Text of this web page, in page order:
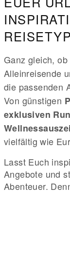
EISETYP
Ganz gleich,
Alleinreisende
die passenden
Von günstigen
exklusiven
vielfältig wie
Lasst Euch
Angebote und
Abenteuer.